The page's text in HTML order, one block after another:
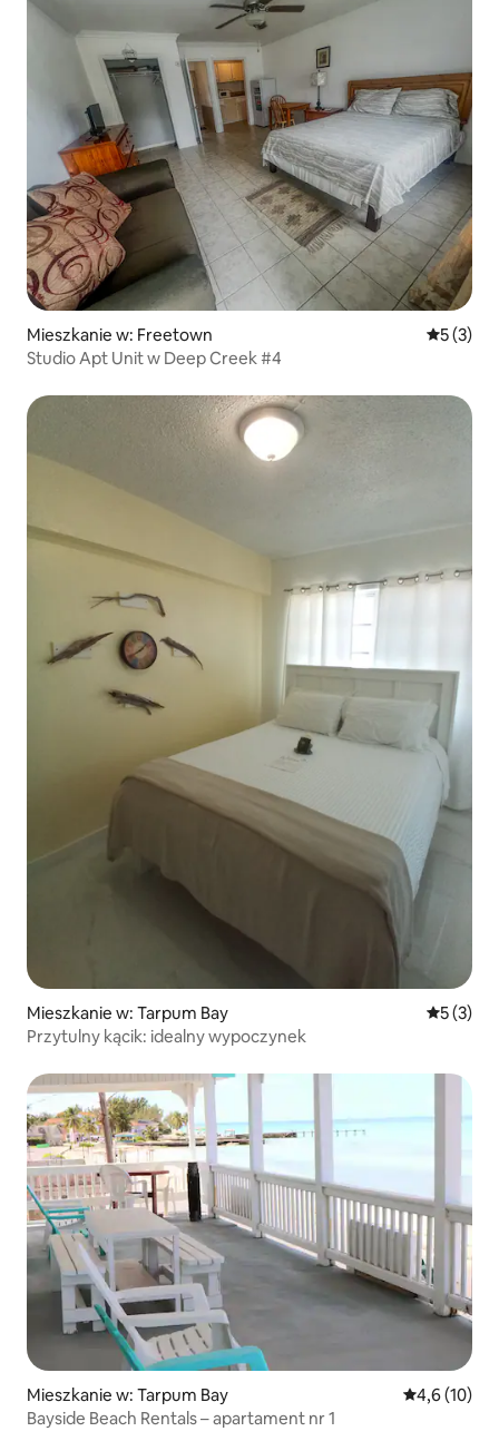
Mieszkanie w: Freetown Średnia
5 (3)
Studio Apt Unit w Deep Creek #4
Mieszkanie w: Tarpum Bay Średnia
5 (3)
Przytulny kącik: idealny wypoczynek
Mieszkanie w: Tarpum Bay Średnia
4,6 (10)
Bayside Beach Rentals – apartament nr 1